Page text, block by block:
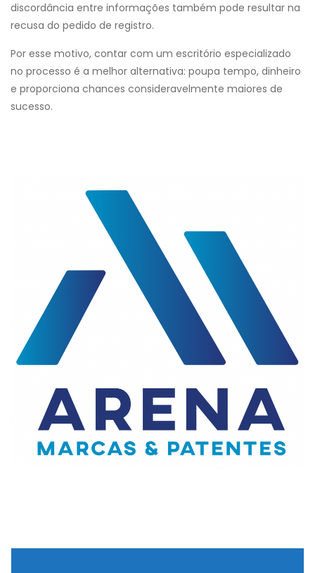
discordância entre informações também pode resultar na
recusa do pedido de registro.
Por esse motivo, contar com um escritório especializado
no processo é a melhor alternativa: poupa tempo, dinheiro
e proporciona chances consideravelmente maiores de
sucesso.